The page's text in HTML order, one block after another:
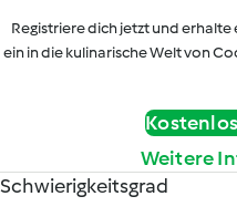
Registriere dich jetzt und erhalte
ein in die kulinarische Welt von
Weitere
Schwierigkeitsgrad